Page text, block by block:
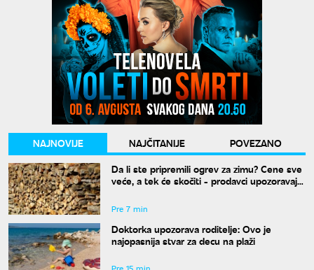
NAJNOVIJE NAJČITANIJE
POVEZANO
Da li ste pripremili ogrev za zimu? Cene sve
veće, a tek će skočiti - prodavci upozoravaju
Pre 7 min
Doktorka upozorava roditelje: Ovo je
najopasnija stvar za decu na plaži